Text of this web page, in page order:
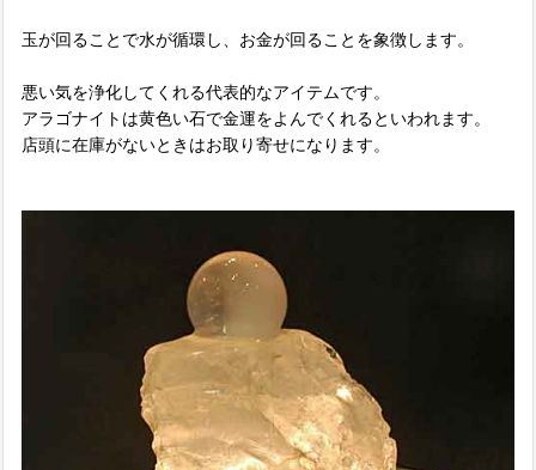
玉が回ることで水が循環し、お金が回ることを象徴します。
悪い気を浄化してくれる代表的なアイテムです。
アラゴナイトは黄色い石で金運をよんでくれるといわれます。
店頭に在庫がないときはお取り寄せになります。